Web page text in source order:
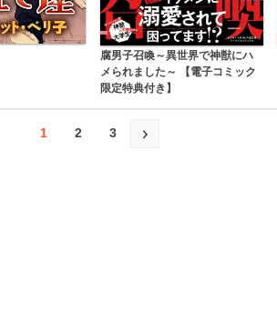
腐男子召喚～異世界で神獣にハ
メられました～ 【電子コミック
限定特典付き】
1 2 3